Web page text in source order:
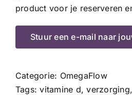
product voor je reserveren
Stuur een e-mail naar
Categorie: OmegaFlow
Tags:vitamine d,verzorging,